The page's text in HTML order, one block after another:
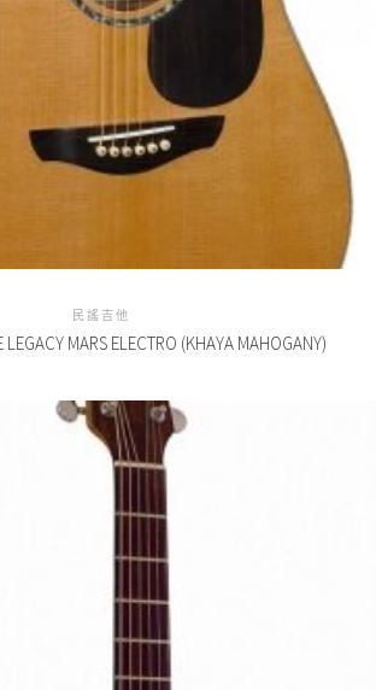
民謠吉他
LEGACY MARS ELECTRO (KHAYA MAHOGANY)